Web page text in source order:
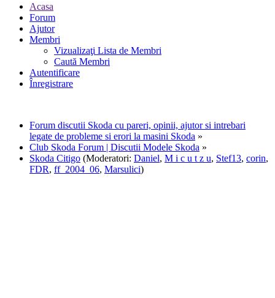
Acasa
Forum
Ajutor
Membri
Vizualizaţi Lista de Membri
Caută Membri
Autentificare
Înregistrare
Forum discutii Skoda cu pareri, opinii, ajutor si intrebari
legate de probleme si erori la masini Skoda »
Club Skoda Forum | Discutii Modele Skoda »
Skoda Citigo (Moderatori: Daniel, M i c u t z u, Stef13, corin,
FDR, ff_2004_06, Marsulici)